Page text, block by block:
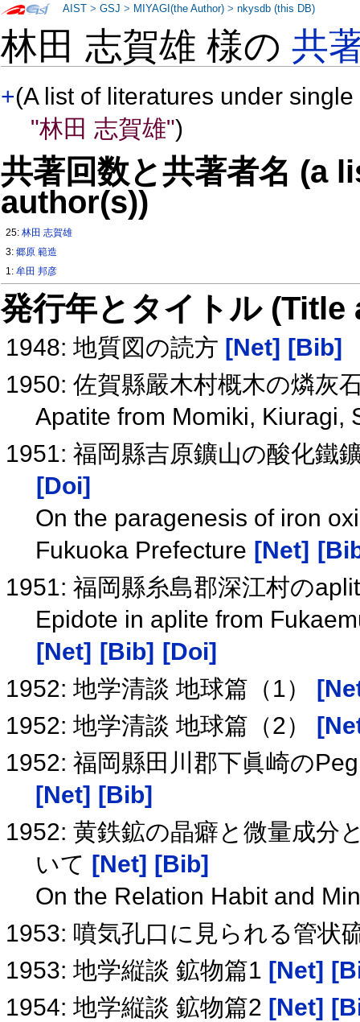
林田 志賀雄 様の共
+(A list of literatures under
"林田 志賀雄")
共著回数と共著者名 (a
author(s))
25:林田 志賀雄
3:郷原 範造
1:牟田 邦彦
発行年とタイトル
1948: 地質図の読方 [Net] [Bib]
1950: 佐賀縣嚴木村概木の燐灰
Apatite from Momiki, Kiuragi,
1951: 福岡縣吉原鑛山の酸化鐵
[Doi]
On the paragenesis of iron
Fukuoka Prefecture [Net]
1951: 福岡縣糸島郡深江村の
Epidote in aplite from
[Net]
[Bib]
[Doi]
1952: 地学清談 地球篇（1）
1952: 地学清談 地球篇（2）
1952: 福岡縣田川郡下眞崎の
[Net] [Bib]
1952: 黄鉄鉱の晶癖と微量成分
いて [Net] [Bib]
On the Relation Habit and
1953: 噴気孔口に見られる管状
1953: 地学縦談 鉱物篇1 [Net]
1954: 地学縦談 鉱物篇2 [Net]
AIST >GSJ > MIYAGI(the Author) >nkysdb (this DB)